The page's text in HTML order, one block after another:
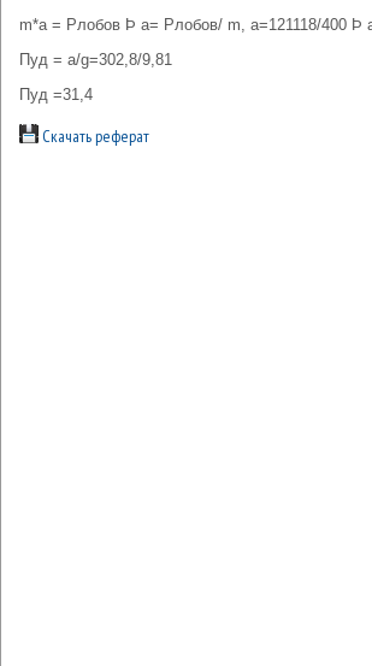
m*a = Pлобов Þ а= Pлобов/ m, а=121118/400 Þ
Пуд = а/g=302,8/9,81
Пуд =31,4
Скачать реферат